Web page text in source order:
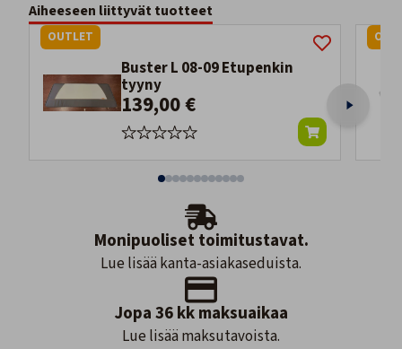
Aiheeseen liittyvät tuotteet
Buster L 08-09 Etupenkin
tyyny
139,00 €
OUTLET
Monipuoliset toimitustavat.
Lue lisää kanta-asiakaseduista.
Jopa 36 kk maksuaikaa
Lue lisää maksutavoista.